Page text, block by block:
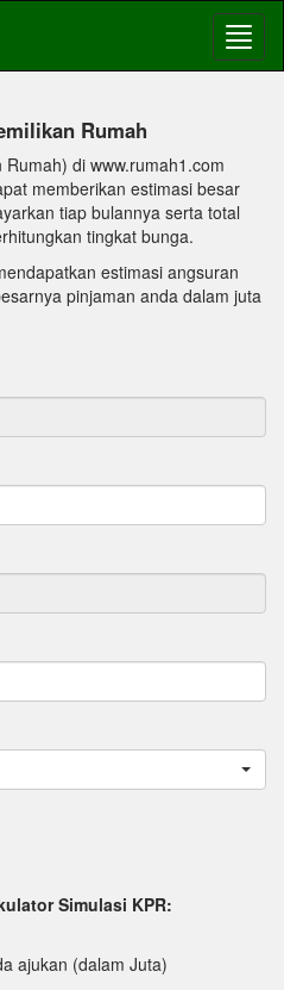
Rumah
di www.rumah1.com
memberikan estimasi besar
tiap bulannya serta total
tingkat bunga.
estimasi angsuran
pinjaman anda dalam juta
Simulasi KPR:
ajukan (dalam Juta)